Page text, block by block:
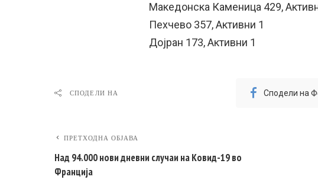
Македонска Каменица 429,
Пехчево 357, Активни 1
Дојран 173, Активни 1
СПОДЕЛИ НА Сподели на
ПРЕТХОДНА ОБЈАВА
Над 94.000 нови дневни случаи на Ковид-19 во
Франција